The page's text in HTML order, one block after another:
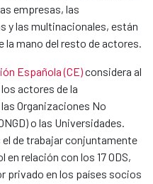
empresas, las
y las multinacionales, están
la mano del resto de actores.
Española (CE)considera al
actores de la
Organizaciones No
o las Universidades.
el de trabajar conjuntamente
relación con los 17 ODS,
privado en los países socios